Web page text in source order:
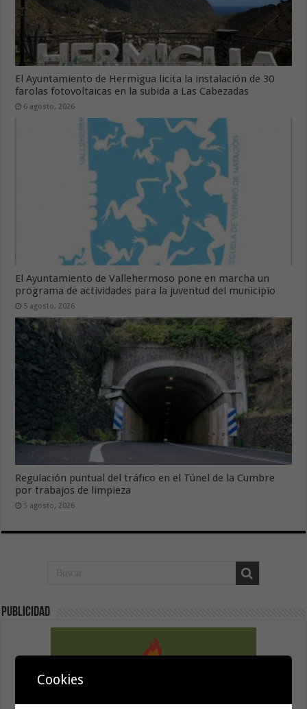
El Ayuntamiento de Hermigua licita la instalación de 30
farolas fotovoltaicas en la subida a Las Cabezadas
6 agosto, 2026
El Ayuntamiento de Vallehermoso pone en marcha un
programa de actividades para la juventud del municipio
5 agosto, 2026
Regulación puntual del tráfico en el Túnel de la Cumbre
por trabajos de limpieza
5 agosto, 2026
Publicidad
Cookies